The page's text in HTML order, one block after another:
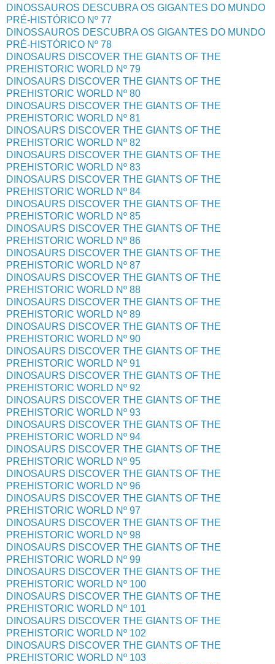
DINOSSAUROS DESCUBRA OS GIGANTES DO MUNDO
PRÉ-HISTÓRICO Nº 77
DINOSSAUROS DESCUBRA OS GIGANTES DO MUNDO
PRÉ-HISTÓRICO Nº 78
DINOSAURS DISCOVER THE GIANTS OF THE
PREHISTORIC WORLD Nº 79
DINOSAURS DISCOVER THE GIANTS OF THE
PREHISTORIC WORLD Nº 80
DINOSAURS DISCOVER THE GIANTS OF THE
PREHISTORIC WORLD Nº 81
DINOSAURS DISCOVER THE GIANTS OF THE
PREHISTORIC WORLD Nº 82
DINOSAURS DISCOVER THE GIANTS OF THE
PREHISTORIC WORLD Nº 83
DINOSAURS DISCOVER THE GIANTS OF THE
PREHISTORIC WORLD Nº 84
DINOSAURS DISCOVER THE GIANTS OF THE
PREHISTORIC WORLD Nº 85
DINOSAURS DISCOVER THE GIANTS OF THE
PREHISTORIC WORLD Nº 86
DINOSAURS DISCOVER THE GIANTS OF THE
PREHISTORIC WORLD Nº 87
DINOSAURS DISCOVER THE GIANTS OF THE
PREHISTORIC WORLD Nº 88
DINOSAURS DISCOVER THE GIANTS OF THE
PREHISTORIC WORLD Nº 89
DINOSAURS DISCOVER THE GIANTS OF THE
PREHISTORIC WORLD Nº 90
DINOSAURS DISCOVER THE GIANTS OF THE
PREHISTORIC WORLD Nº 91
DINOSAURS DISCOVER THE GIANTS OF THE
PREHISTORIC WORLD Nº 92
DINOSAURS DISCOVER THE GIANTS OF THE
PREHISTORIC WORLD Nº 93
DINOSAURS DISCOVER THE GIANTS OF THE
PREHISTORIC WORLD Nº 94
DINOSAURS DISCOVER THE GIANTS OF THE
PREHISTORIC WORLD Nº 95
DINOSAURS DISCOVER THE GIANTS OF THE
PREHISTORIC WORLD Nº 96
DINOSAURS DISCOVER THE GIANTS OF THE
PREHISTORIC WORLD Nº 97
DINOSAURS DISCOVER THE GIANTS OF THE
PREHISTORIC WORLD Nº 98
DINOSAURS DISCOVER THE GIANTS OF THE
PREHISTORIC WORLD Nº 99
DINOSAURS DISCOVER THE GIANTS OF THE
PREHISTORIC WORLD Nº 100
DINOSAURS DISCOVER THE GIANTS OF THE
PREHISTORIC WORLD Nº 101
DINOSAURS DISCOVER THE GIANTS OF THE
PREHISTORIC WORLD Nº 102
DINOSAURS DISCOVER THE GIANTS OF THE
PREHISTORIC WORLD Nº 103